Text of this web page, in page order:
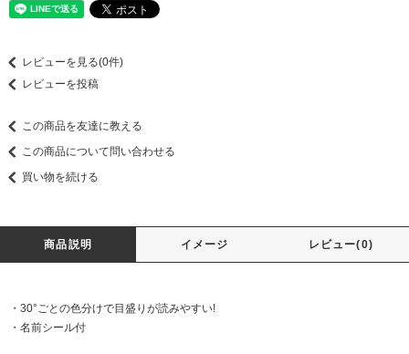
レビューを見る(0件)
レビューを投稿
この商品を友達に教える
この商品について問い合わせる
買い物を続ける
商品説明 イメージ レビュー(0)
・30°ごとの色分けで目盛りが読みやすい!
・名前シール付